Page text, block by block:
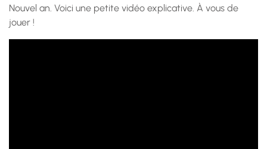
Nouvel an. Voici une petite vidéo explicative. À vous de
jouer !